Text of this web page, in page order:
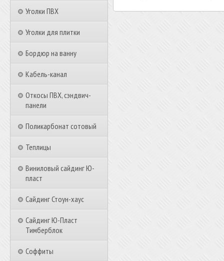
Уголки ПВХ
Уголки для плитки
Бордюр на ванну
Кабель-канал
Откосы ПВХ, сэндвич-
панели
Поликарбонат сотовый
Теплицы
Виниловый сайдинг Ю-
пласт
Сайдинг Стоун-хаус
Сайдинг Ю-Пласт
Тимберблок
Соффиты